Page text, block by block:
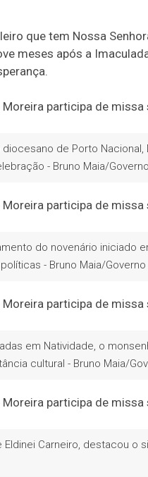
que tem Nossa
meses após a
de Porto
- Bruno Maia/
do novenário iniciado
- Bruno Maia/
em Natividade, o
cultural - Bruno Maia/
Carneiro, destacou o